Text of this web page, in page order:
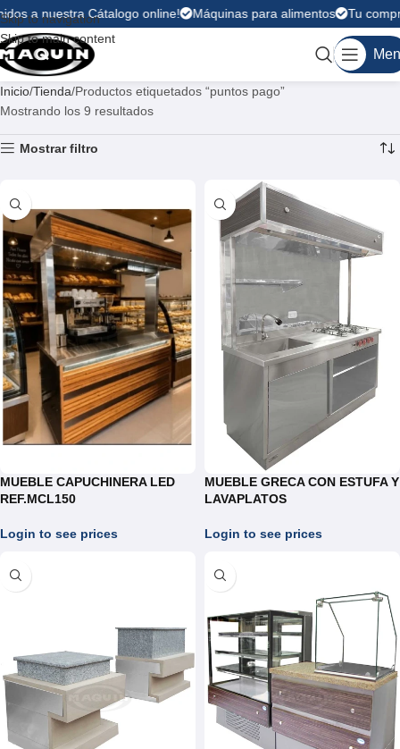
Skip to navigation
Skip to main content
a nuestra Cátalogo online! Máquinas para alimentos Tu
Inicio Tienda Productos etiquetados “puntos pago”
Mostrando los 9 resultados
Mostrar filtro
MUEBLE CAPUCHINERA LED
REF.MCL150
Login to see prices
MUEBLE GRECA CON ESTUFA Y
LAVAPLATOS
Login to see prices